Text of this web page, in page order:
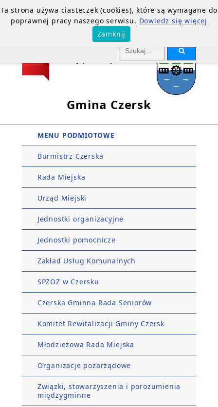
Gmina Czersk
MENU PODMIOTOWE
Burmistrz Czerska
Rada Miejska
Urząd Miejski
Jednostki organizacyjne
Jednostki pomocnicze
Zakład Usług Komunalnych
SPZOZ w Czersku
Czerska Gminna Rada Seniorów
Komitet Rewitalizacji Gminy Czersk
Młodzieżowa Rada Miejska
Organizacje pozarządowe
Związki, stowarzyszenia i porozumienia
międzygminne
Ta strona używa ciasteczek (cookies), które są wymagane do
poprawnej pracy naszego serwisu. Dowiedz się więcej
Zamknij